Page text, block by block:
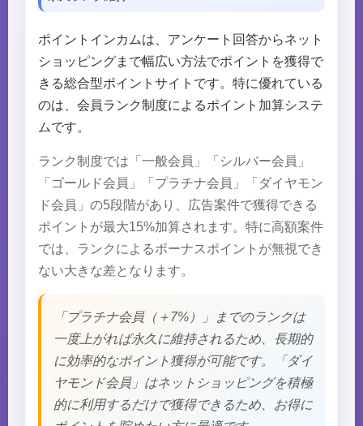
ポイントインカムは、アンケート回答からネット
ショッピングまで幅広い方法でポイントを獲得で
きる総合型ポイントサイトです。特に優れている
のは、会員ランク制度によるポイント加算システ
ムです。
ランク制度では「一般会員」「シルバー会員」
「ゴールド会員」「プラチナ会員」「ダイヤモン
ド会員」の5段階があり、広告案件で獲得できる
ポイントが最大15%加算されます。特に高額案件
では、ランクによるボーナスポイントが無視でき
ない大きな差となります。
「プラチナ会員（＋7%）」までのランクは
一度上がれば永久に維持されるため、長期的
に効率的なポイント獲得が可能です。「ダイ
ヤモンド会員」はネットショッピングを積極
的に利用するだけで獲得できるため、お得に